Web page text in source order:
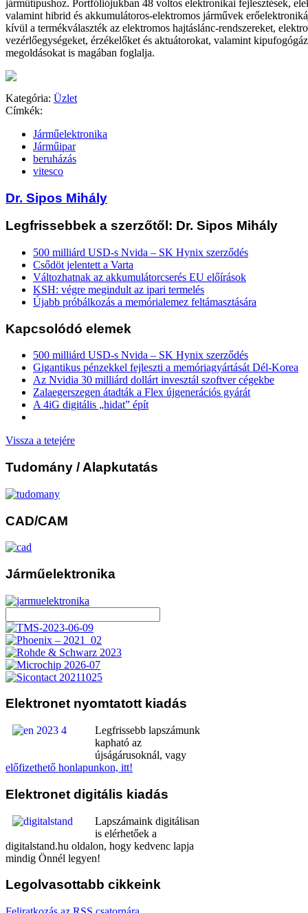
járműtípushoz. Portfóliójukban 48 voltos elektronikai fejlesztések,
valamint hibrid és akkumulátoros-elektromos járművek
kívül a termékválaszték az elektromos hajtáslánc-rendszereket,
vezérlőegységeket, érzékelőket és aktuátorokat, valamint
megoldásokat is magában foglalja.
Kategória: Üzlet
Címkék:
Járműelektronika
Járműipar
beruházás
vitesco
Dr. Sipos Mihály
Legfrissebbek a szerzőtől: Dr. Sipos Mihály
500 milliárd USD-s Nvida – SK Hynix szerződés
Csődöt jelentett a Varta
Változhatnak az akkumulátorcserés EU előírások
KSH: végre megindult az ipari termelés
Újabb próbálkozás a memórialemez feltámasztására
Kapcsolódó elemek
500 milliárd USD-s Nvida – SK Hynix szerződés
Gigantikus pénzekkel fejleszti a memóriagyártását Dél-Korea
Az Nvidia 30 milliárd dollárt invesztál szoftver cégekbe
Zalaegerszegen átadták a Flex újgenerációs gyárát
A 4iG digitális „hidat” épít
Vissza a tetejére
Tudomány / Alapkutatás
CAD/CAM
Járműelektronika
Elektronet nyomtatott kiadás
Legfrissebb lapszámunk
kapható az
újságárusoknál, vagy
előfizethető honlapunkon, itt!
Elektronet digitális kiadás
Lapszámaink digitálisan
is elérhetőek a
digitalstand.hu oldalon, hogy kedvenc lapja
mindig Önnél legyen!
Legolvasottabb cikkeink